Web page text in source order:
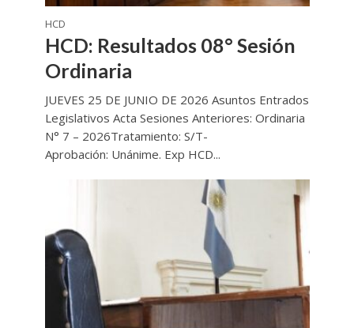
HCD
HCD: Resultados 08° Sesión
Ordinaria
JUEVES 25 DE JUNIO DE 2026 Asuntos Entrados
Legislativos Acta Sesiones Anteriores: Ordinaria
N° 7 – 2026Tratamiento: S/T-
Aprobación: Unánime. Exp HCD...